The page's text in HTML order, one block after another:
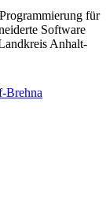
für
Software
Anhalt-
Brehna